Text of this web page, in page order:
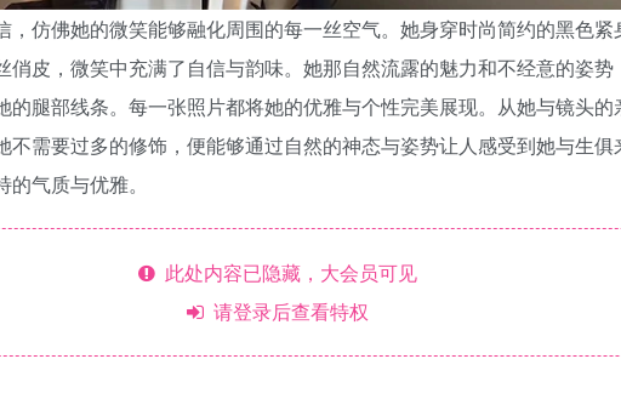
仿佛她的微笑能够融化周围的每一丝空气。她身穿时尚简约的黑色
皮，微笑中充满了自信与韵味。她那自然流露的魅力和不经意的姿势
腿部线条。每一张照片都将她的优雅与个性完美展现。从她与镜头
需要过多的修饰，便能够通过自然的神态与姿势让人感受到她与生
气质与优雅。
此处内容已隐藏，大会员可见
请登录后查看特权